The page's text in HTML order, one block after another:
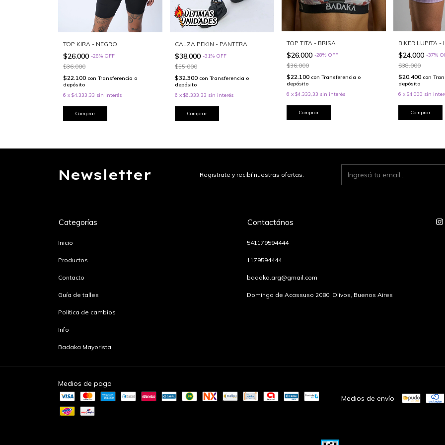
TOP KIRA - NEGRO
$26.000 -28% OFF
$36.000
$22.100 con Transferencia o
depósito
6 x $4.333,33 sin interés
Comprar
CALZA PEKIN - PANTERA
$38.000 -31% OFF
$55.000
$32.300 con Transferencia o
depósito
6 x $6.333,33 sin interés
Comprar
TOP TITA - BRISA
$26.000 -28% OFF
$36.000
$22.100 con Transferencia o
depósito
6 x $4.333,33 sin interés
Comprar
BIKER LUPITA -
$24.000 -37%
$38.000
$20.400 con
depósito
6 x $4.000 sin
Comprar
Newsletter Registrate y recibí nuestras ofertas.
Categorías
Inicio
Productos
Contacto
Guía de talles
Política de cambios
Info
Badaka Mayorista
Contactános
541179594444
1179594444
badaka.arg@gmail.com
Domingo de Acassuso 2080, Olivos, Buenos Aires
Medios de pago
Medios de envío